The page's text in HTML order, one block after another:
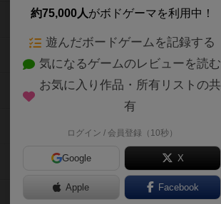
約75,000人がボドゲーマを利用中！
遊んだボードゲームを記録する
気になるゲームのレビューを読む
お気に入り作品・所有リストの共
有
ログイン / 会員登録（10秒）
Google X
Apple Facebook
ボードゲームの新着レビュー
ボードゲーム会情報
メカニクス特集
掲示板・トピックス
ボドとも・会員一覧
ボードゲーム業界コラム